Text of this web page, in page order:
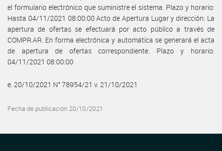
el formulario electrónico que suministre el sistema. Plazo y horario:
Hasta 04/11/2021 08:00:00 Acto de Apertura Lugar y dirección: La
apertura de ofertas se efectuará por acto público a través de
COMPR.AR. En forma electrónica y automática se generará el acta
de apertura de ofertas correspondiente. Plazo y horario:
04/11/2021 08:00:00
e. 20/10/2021 N° 78954/21 v. 21/10/2021
Fecha de publicación 20/10/2021